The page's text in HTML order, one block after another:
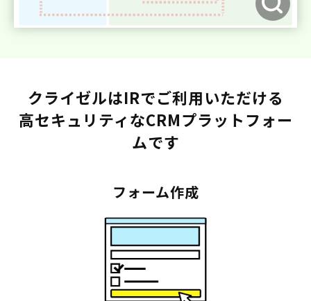
クライゼルはIRでご利用いただける
高セキュリティなCRMプラットフォー
ムです
フォーム作成